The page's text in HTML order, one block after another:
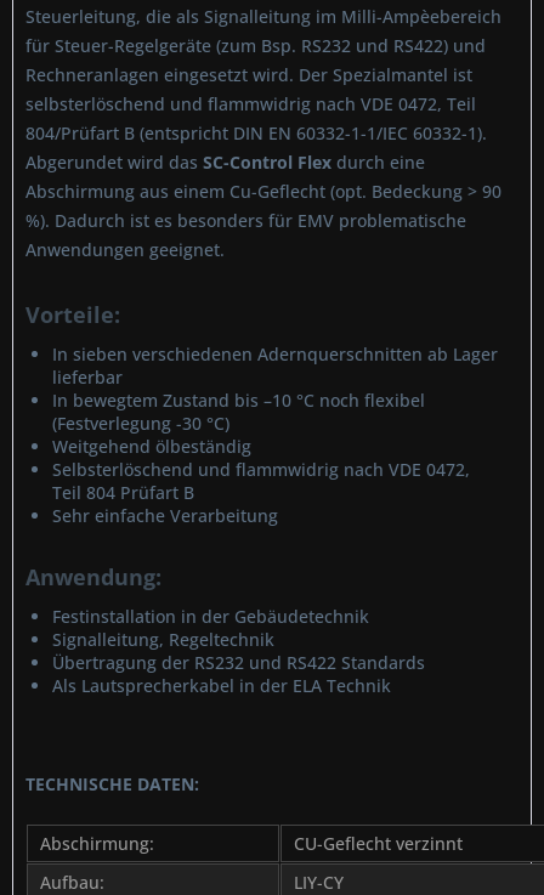
Steuerleitung, die als Signalleitung im Milli-Ampèebereich
für Steuer-Regelgeräte (zum Bsp. RS232 und RS422) und
Rechneranlagen eingesetzt wird. Der Spezialmantel ist
selbsterlöschend und flammwidrig nach VDE 0472, Teil
804/Prüfart B (entspricht DIN EN 60332-1-1/IEC 60332-1).
Abgerundet wird das SC-Control Flex durch eine
Abschirmung aus einem Cu-Geflecht (opt. Bedeckung > 90
%). Dadurch ist es besonders für EMV problematische
Anwendungen geeignet.
Vorteile:
In sieben verschiedenen Adernquerschnitten ab Lager
lieferbar
In bewegtem Zustand bis –10 °C noch flexibel
(Festverlegung -30 °C)
Weitgehend ölbeständig
Selbsterlöschend und flammwidrig nach VDE 0472,
Teil 804 Prüfart B
Sehr einfache Verarbeitung
Anwendung:
Festinstallation in der Gebäudetechnik
Signalleitung, Regeltechnik
Übertragung der RS232 und RS422 Standards
Als Lautsprecherkabel in der ELA Technik
TECHNISCHE DATEN:
Abschirmung:
CU-Geflecht verzinnt
Aufbau:
LIY-CY